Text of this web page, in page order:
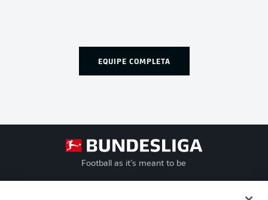
EQUIPE COMPLETA
Football as it’s meant to be